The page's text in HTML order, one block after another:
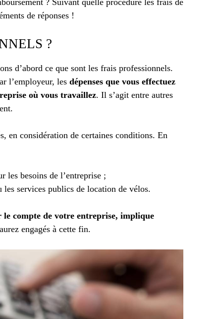
? Suivant quelle procédure les frais de
de réponses !
?
d’abord ce que sont les frais professionnels.
l’employeur, les dépenses que vous effectuez
où vous travaillez. Il s’agit entre autres
en considération de certaines conditions. En
les besoins de l’entreprise ;
services publics de location de vélos.
compte de votre entreprise, implique
engagés à cette fin.